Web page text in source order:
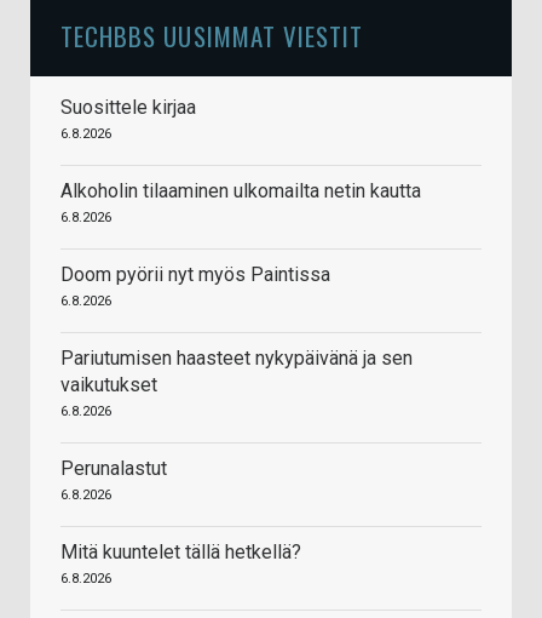
TECHBBS UUSIMMAT VIESTIT
Suosittele kirjaa
6.8.2026
Alkoholin tilaaminen ulkomailta netin kautta
6.8.2026
Doom pyörii nyt myös Paintissa
6.8.2026
Pariutumisen haasteet nykypäivänä ja sen
vaikutukset
6.8.2026
Perunalastut
6.8.2026
Mitä kuuntelet tällä hetkellä?
6.8.2026